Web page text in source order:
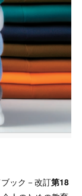
ック－改訂第18